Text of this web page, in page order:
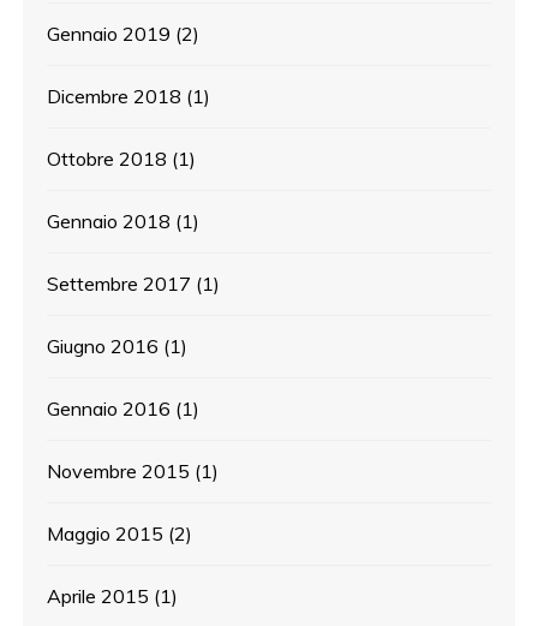
Gennaio 2019 (2)
Dicembre 2018 (1)
Ottobre 2018 (1)
Gennaio 2018 (1)
Settembre 2017 (1)
Giugno 2016 (1)
Gennaio 2016 (1)
Novembre 2015 (1)
Maggio 2015 (2)
Aprile 2015 (1)